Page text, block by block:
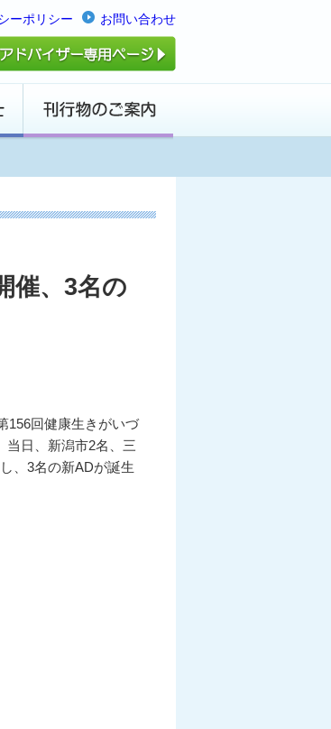
お問い合わせ
ーポリシー
催、3名の
156回健康生きがいづ
当日、新潟市2名、三
、3名の新ADが誕生